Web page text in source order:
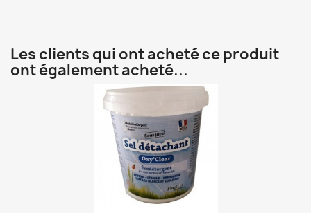
Les clients qui ont acheté ce produit
ont également acheté...